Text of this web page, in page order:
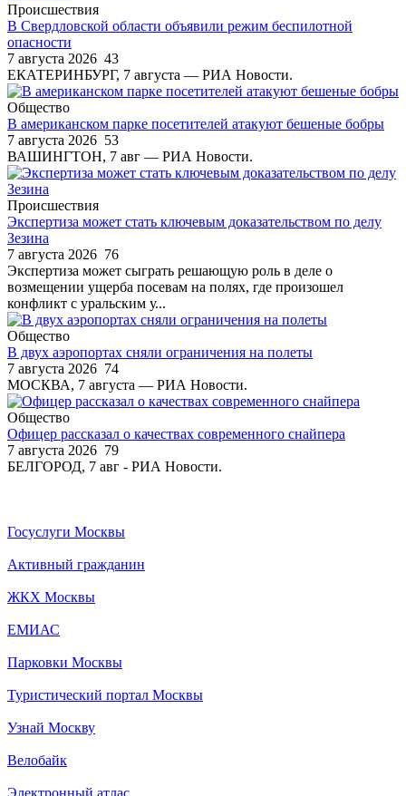
Происшествия
В Свердловской области объявили режим беспилотной
опасности
7 августа 2026 43
ЕКАТЕРИНБУРГ, 7 августа — РИА Новости.
Общество
В американском парке посетителей атакуют бешеные бобры
7 августа 2026 53
ВАШИНГТОН, 7 авг — РИА Новости.
Происшествия
Экспертиза может стать ключевым доказательством по делу
Зезина
7 августа 2026 76
Экспертиза может сыграть решающую роль в деле о
возмещении ущерба посевам на полях, где произошел
конфликт с уральским у...
Общество
В двух аэропортах сняли ограничения на полеты
7 августа 2026 74
МОСКВА, 7 августа — РИА Новости.
Общество
Офицер рассказал о качествах современного снайпера
7 августа 2026 79
БЕЛГОРОД, 7 авг - РИА Новости.
Госуслуги Москвы
Активный гражданин
ЖКХ Москвы
ЕМИАС
Парковки Москвы
Туристический портал Москвы
Узнай Москву
Велобайк
Электронный атлас